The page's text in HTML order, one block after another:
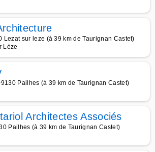
Lezat sur leze (à 39 km de Taurignan Castet)
Lèze
Pailhes (à 39 km de Taurignan Castet)
Architectes Associés
Pailhes (à 39 km de Taurignan Castet)